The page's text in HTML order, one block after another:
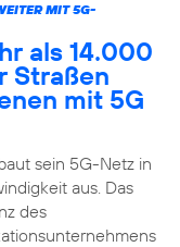
MIT 5G-
als 14.000
Straßen
mit 5G
sein 5G-Netz in
aus. Das
des